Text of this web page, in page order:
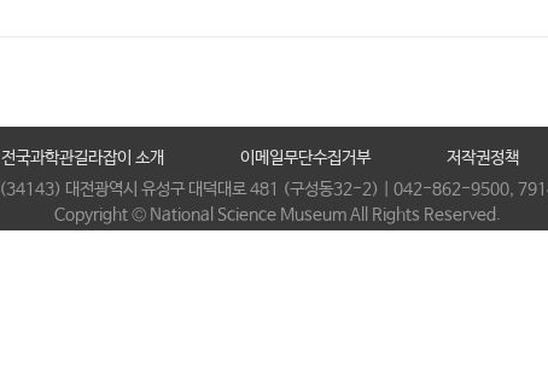
전국과학관길라잡이 소개 이메일무단수집거부 저작권정책
(34143) 대전광역시 유성구 대덕대로 481 (구성동32-2) | 042-862-9500,
Copyright © National Science Museum All Rights Reserved.